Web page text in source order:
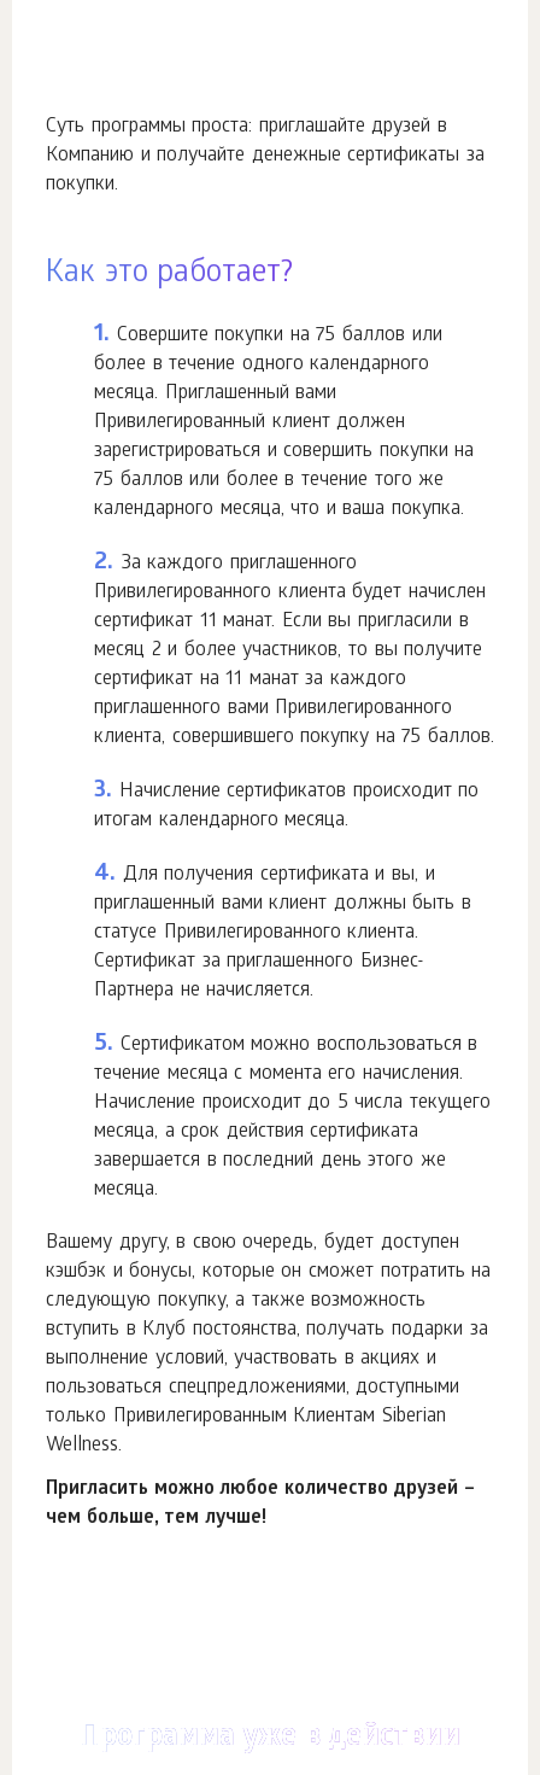
Суть программы проста: приглашайте друзей в
Компанию и получайте денежные сертификаты за
покупки.
Как это работает?
1. Совершите покупки на 75 баллов или
более в течение одного календарного
месяца. Приглашенный вами
Привилегированный клиент должен
зарегистрироваться и совершить покупки на
75 баллов или более в течение того же
календарного месяца, что и ваша покупка.
2. За каждого приглашенного
Привилегированного клиента будет начислен
сертификат 11 манат. Если вы пригласили в
месяц 2 и более участников, то вы получите
сертификат на 11 манат за каждого
приглашенного вами Привилегированного
клиента, совершившего покупку на 75 баллов.
3. Начисление сертификатов происходит по
итогам календарного месяца.
4. Для получения сертификата и вы, и
приглашенный вами клиент должны быть в
статусе Привилегированного клиента.
Сертификат за приглашенного Бизнес-
Партнера не начисляется.
5. Сертификатом можно воспользоваться в
течение месяца с момента его начисления.
Начисление происходит до 5 числа текущего
месяца, а срок действия сертификата
завершается в последний день этого же
месяца.
Вашему другу, в свою очередь, будет доступен
кэшбэк и бонусы, которые он сможет потратить на
следующую покупку, а также возможность
вступить в Клуб постоянства, получать подарки за
выполнение условий, участвовать в акциях и
пользоваться спецпредложениями, доступными
только Привилегированным Клиентам Siberian
Wellness.
Пригласить можно любое количество друзей –
чем больше, тем лучше!
Программа уже в действии